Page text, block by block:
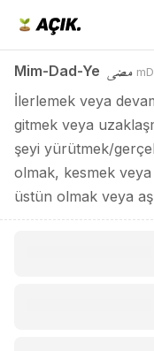
Mim-Dad-Ye مضي
İlerlemek veya
gitmek veya
şeyi yürütmek/
olmak, kesmek
üstün olmak veya